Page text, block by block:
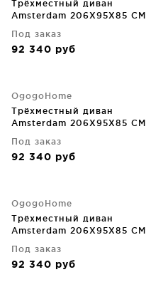
Трёхместный диван
Amsterdam 206X95X85 CM
Под заказ
92 340 руб
OgogoHome
Трёхместный диван
Amsterdam 206X95X85 CM
Под заказ
92 340 руб
OgogoHome
Трёхместный диван
Amsterdam 206X95X85 CM
Под заказ
92 340 руб